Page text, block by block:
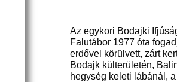
Az egykori Bodajki
Falutábor 1977 óta
erdővel körülvett, zárt
Bodajk külterületén,
hegység keleti lábánál,